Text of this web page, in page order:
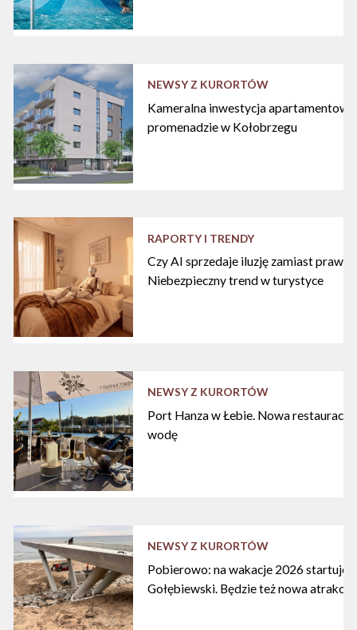
NEWSY Z KURORTÓW
Kameralna inwestycja
promenadzie w Kołobrzegu
RAPORTY I TRENDY
Czy AI sprzedaje iluzję zamiast
Niebezpieczny trend w turystyce
NEWSY Z KURORTÓW
Port Hanza w Łebie. Nowa restauracja
wodę
NEWSY Z KURORTÓW
Pobierowo: na wakacje 2026 startuje
Gołębiewski. Będzie też nowa atrakcja